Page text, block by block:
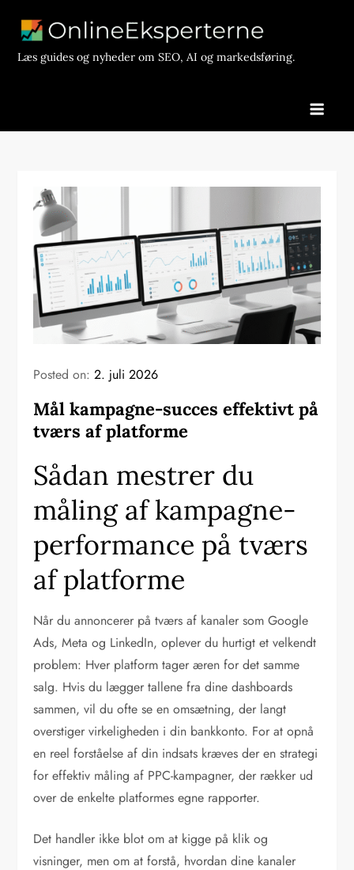
contentLæs guides og nyheder om SEO, AI og markedsføring.
Posted on:2. juli 2026
Mål kampagne-succes effektivt på
tværs af platforme
Sådan mestrer du
måling af kampagne-
performance på tværs
af platforme
Når du annoncerer på tværs af kanaler som Google
Ads, Meta og LinkedIn, oplever du hurtigt et velkendt
problem: Hver platform tager æren for det samme
salg. Hvis du lægger tallene fra dine dashboards
sammen, vil du ofte se en omsætning, der langt
overstiger virkeligheden i din bankkonto. For at opnå
en reel forståelse af din indsats kræves der en strategi
for effektiv måling af PPC-kampagner, der rækker ud
over de enkelte platformes egne rapporter.
Det handler ikke blot om at kigge på klik og
visninger, men om at forstå, hvordan dine kanaler